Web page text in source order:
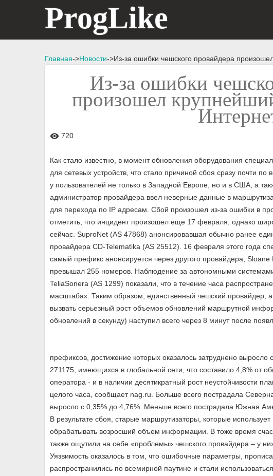
ProgLike
Главная->Новости->Из-за ошибки чешского провайдера
Из-за ошибки
произошел
visibility 720
Как стало известно, в момент обновления оборудования
для сетевых устройств, что стало причиной сбоя сразу почти
у пользователей не только в Западной Европе, но и в США, а
администратор провайдера ввел неверные данные в
для перехода по IP адресам. Сбой произошел из-за ошибки в
отметить, что инцидент произошел еще 17 февраля, однако
сейчас. SuproNet (AS 47868) анонсировавшая обычно ранее
провайдера CD-Telematika (AS 25512). 16 февраля этого года
самый префикс анонсируется через другого провайдера,
превышал 255 номеров. Наблюдение за автономными
TeliaSonera (AS 1299) показали, что в течение часа
масштабах. Таким образом, единственный чешский
вызвать серьезный рост объемов обновлений маршрутной
обновлений в секунду) наступил всего через 8 минут после
префиксов, достижение которых оказалось затруднено
271175, имеющихся в глобальной сети, что составило 4,8% от
оператора - и в наличии десятикратный рост неустойчивости
целого часа, сообщает nag.ru. Больше всего пострадала
выросло с 0,35% до 4,76%. Меньше всего пострадала Южная
В результате сбоя, старые маршрутизаторы, которые
обрабатывать возросший объем информации. В тоже время
также ощутили на себе «проблемы» чешского провайдера – у
Уязвимость оказалось в том, что ошибочные параметры,
распространились по всемирной паутине и стали